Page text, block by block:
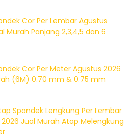
Cor Per Lembar Agustus
Murah Panjang 2,3,4,5 dan 6
Cor Per Meter Agustus 2026
(6M) 0.70 mm & 0.75 mm
Spandek Lengkung Per Lembar
Jual Murah Atap Melengkung